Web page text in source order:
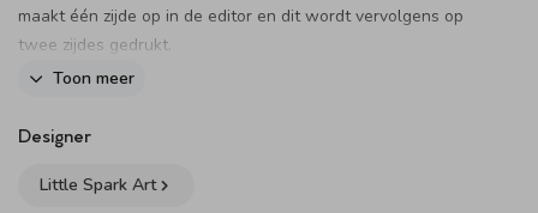
maakt één zijde op in de editor en dit wordt vervolgens op
twee zijdes gedrukt.
Toon meer
Designer
Little Spark Art